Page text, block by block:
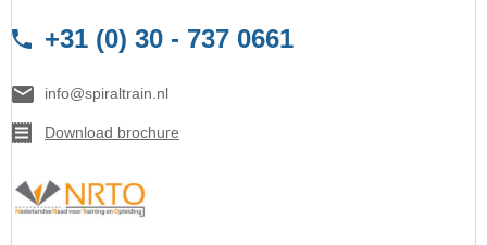
+31 (0) 30 - 737 0661
info@spiraltrain.nl
Download brochure